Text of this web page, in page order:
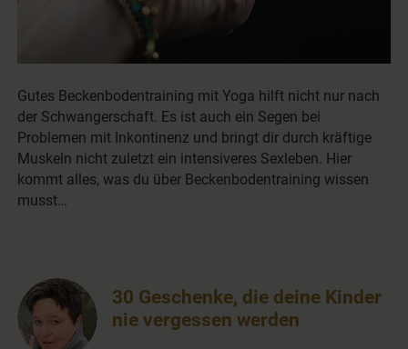
Gutes Beckenbodentraining mit Yoga hilft nicht nur nach
der Schwangerschaft. Es ist auch ein Segen bei
Problemen mit Inkontinenz und bringt dir durch kräftige
Muskeln nicht zuletzt ein intensiveres Sexleben. Hier
kommt alles, was du über Beckenbodentraining wissen
musst…
30 Geschenke, die deine Kinder
nie vergessen werden